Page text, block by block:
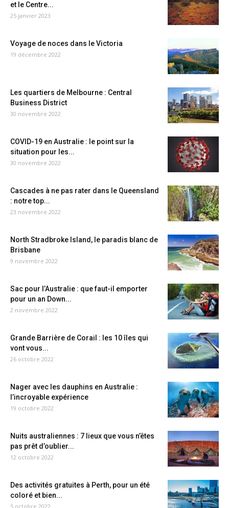
et le Centre...
25 janvier 2023
Voyage de noces dans le Victoria
19 décembre 2022
Les quartiers de Melbourne : Central
Business District
30 novembre 2022
COVID-19 en Australie : le point sur la
situation pour les...
30 novembre 2022
Cascades à ne pas rater dans le Queensland
: notre top...
23 novembre 2022
North Stradbroke Island, le paradis blanc de
Brisbane
9 novembre 2022
Sac pour l’Australie : que faut-il emporter
pour un an Down...
2 novembre 2022
Grande Barrière de Corail : les 10 îles qui
vont vous...
26 octobre 2022
Nager avec les dauphins en Australie :
l’incroyable expérience
19 octobre 2022
Nuits australiennes : 7 lieux que vous n’êtes
pas prêt d’oublier...
12 octobre 2022
Des activités gratuites à Perth, pour un été
coloré et bien...
5 octobre 2022